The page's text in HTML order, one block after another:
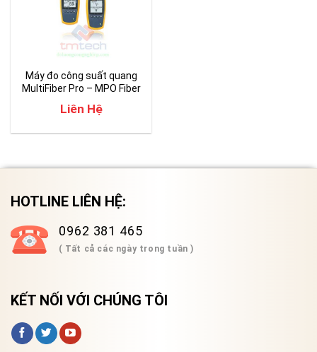
Máy đo công suất quang
MultiFiber Pro – MPO Fiber
Liên Hệ
HOTLINE LIÊN HỆ:
0962 381 465
( Tất cả các ngày trong tuần )
KẾT NỐI VỚI CHÚNG TÔI